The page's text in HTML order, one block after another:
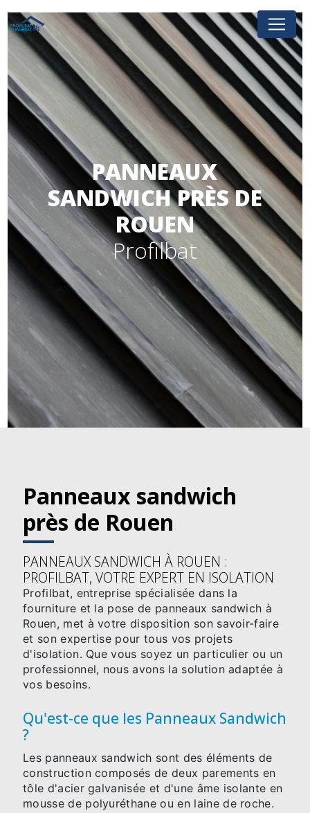
PANNEAUX
SANDWICH PRÈS DE
ROUEN
Profilbat
Panneaux sandwich
près de Rouen
PANNEAUX SANDWICH À ROUEN :
PROFILBAT, VOTRE EXPERT EN ISOLATION
Profilbat, entreprise spécialisée dans la
fourniture et la pose de panneaux sandwich à
Rouen, met à votre disposition son savoir-faire
et son expertise pour tous vos projets
d'isolation. Que vous soyez un particulier ou un
professionnel, nous avons la solution adaptée à
vos besoins.
Qu'est-ce que les Panneaux Sandwich
?
Les panneaux sandwich sont des éléments de
construction composés de deux parements en
tôle d'acier galvanisée et d'une âme isolante en
mousse de polyuréthane ou en laine de roche.